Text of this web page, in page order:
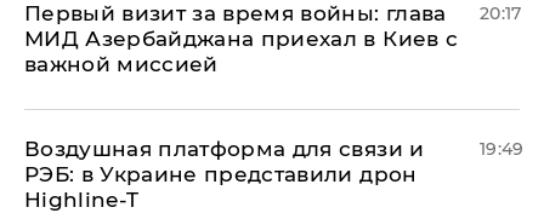
Первый визит за время войны: глава
МИД Азербайджана приехал в Киев с
важной миссией
20:17
Воздушная платформа для связи и
РЭБ: в Украине представили дрон
Highline-T
19:49